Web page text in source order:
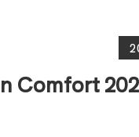
Comfort